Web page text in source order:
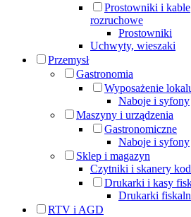
Prostowniki i kable
rozruchowe
Prostowniki
Uchwyty, wieszaki
Przemysł
Gastronomia
Wyposażenie
Naboje i syfony
Maszyny i urządzenia
Gastronomiczne
Naboje i syfony
Sklep i magazyn
Czytniki i skanery
Drukarki i kasy
Drukarki
RTV i AGD